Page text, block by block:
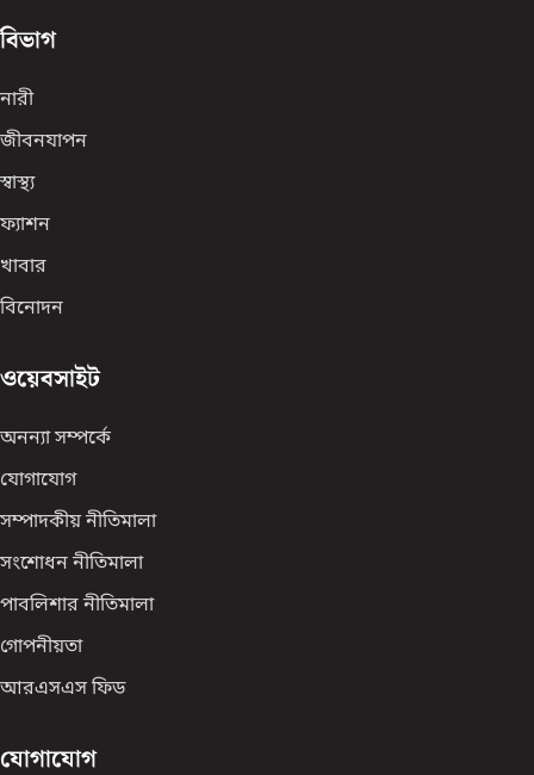
বিভাগ
নারী
জীবনযাপন
স্বাস্থ্য
ফ্যাশন
খাবার
বিনোদন
ওয়েবসাইট
অনন্যা সম্পর্কে
যোগাযোগ
সম্পাদকীয় নীতিমালা
সংশোধন নীতিমালা
পাবলিশার নীতিমালা
গোপনীয়তা
আরএসএস ফিড
যোগাযোগ